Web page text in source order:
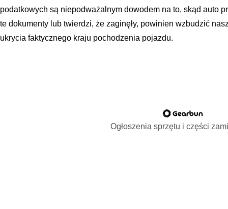
podatkowych są niepodważalnym dowodem na to, skąd auto
te dokumenty lub twierdzi, że zaginęły, powinien wzbudzić
ukrycia faktycznego kraju pochodzenia pojazdu.
Ogłoszenia sprzętu i części